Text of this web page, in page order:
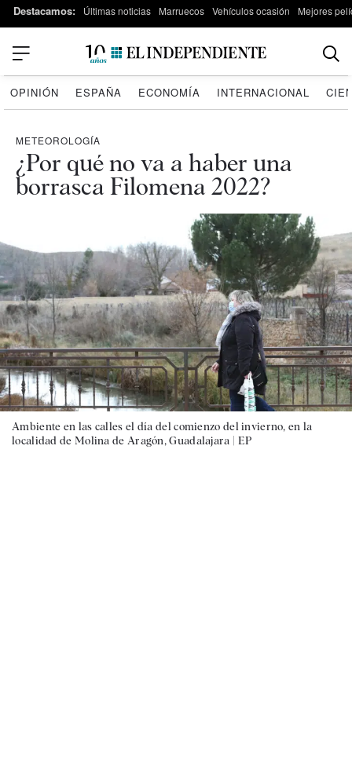
Destacamos: Últimas noticias Marruecos Vehículos ocasión Mejores
OPINIÓN ESPAÑA ECONOMÍA INTERNACIONAL
METEOROLOGÍA
¿Por qué no va a haber una
borrasca Filomena 2022?
Ambiente en las calles el día del comienzo del invierno, en la
localidad de Molina de Aragón, Guadalajara | EP